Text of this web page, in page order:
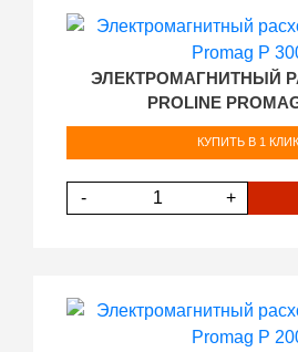
ЭЛЕКТРОМАГНИТНЫЙ
PROLINE
КУПИТЬ В 1 КЛИК
- +